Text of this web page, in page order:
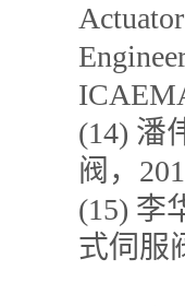
(14) 潘
阀，
(15) 李
式伺服